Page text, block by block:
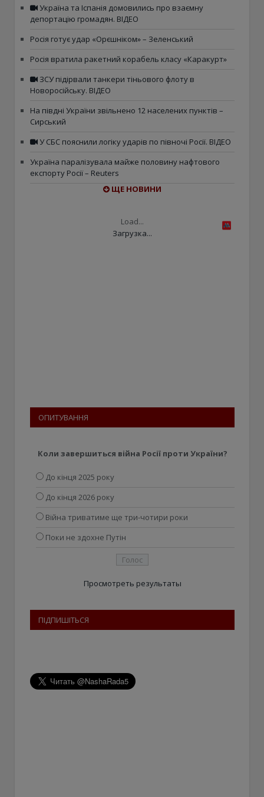
Україна та Іспанія домовились про взаємну
депортацію громадян. ВІДЕО
Росія готує удар «Орєшніком» – Зеленський
Росія вратила ракетний корабель класу «Каракурт»
ЗСУ підірвали танкери тіньового флоту в
Новоросійську. ВІДЕО
На півдні України звільнено 12 населених пунктів –
Сирський
У СБС пояснили логіку ударів по півночі Росії. ВІДЕО
Україна паралізувала майже половину нафтового
експорту Росії – Reuters
ЩЕ НОВИНИ
Load...
Загрузка...
ОПИТУВАННЯ
Коли завершиться війна Росії проти України?
До кінця 2025 року
До кінця 2026 року
Війна триватиме ще три-чотири роки
Поки не здохне Путін
Просмотреть результаты
ПІДПИШІТЬСЯ